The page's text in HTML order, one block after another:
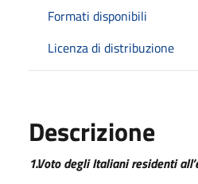
Formati disponibili
Licenza di distribuzione
Descrizione
1.Voto degli Italiani residenti